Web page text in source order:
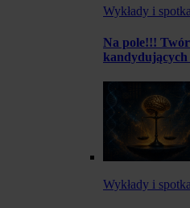
Wykłady i
Na pole!!!
Wykłady i